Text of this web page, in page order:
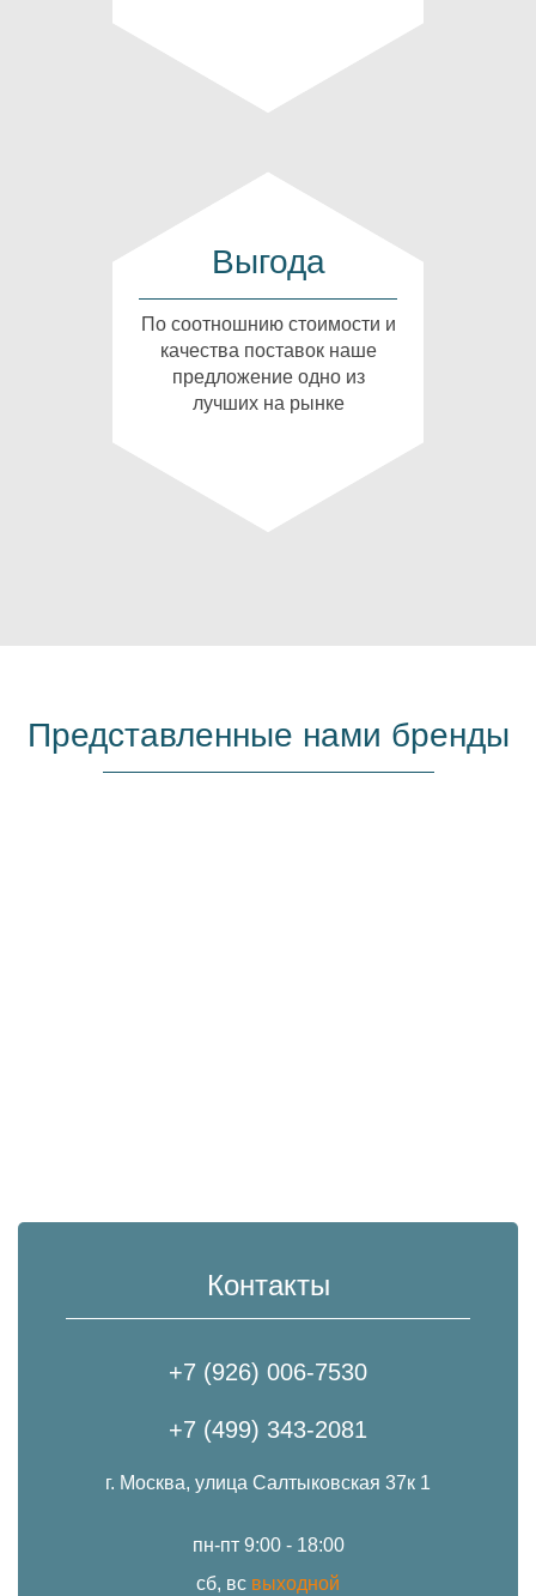
Выгода
По соотношнию стоимости и
качества поставок наше
предложение одно из
лучших на рынке
Представленные нами бренды
Контакты
+7 (926) 006-7530
+7 (499) 343-2081
г. Москва, улица Салтыковская 37к 1
пн-пт 9:00 - 18:00
сб, вс выходной